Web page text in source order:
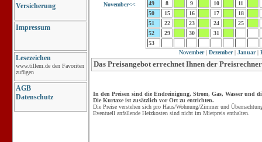
Versicherung
Impressum
Lesezeichen
www.tillem.de den Favoriten
zufügen
AGB
Datenschutz
November<<
49
8 9 10
11
50
15 16 17
18
51
22 23 24
25
52
29 30
31
53
November| Dezember| Januar|
Das Preisangebot errechnet Ihnen der
In den Preisen sind die Endreinigung, Strom, Gas, Wasser und
Die Kurtaxe ist zusätzlich vor Ort zu entrichten.
Die Preise verstehen sich pro Haus/Wohnung/Zimmer und
Eventuell anfallende Heizkosten sind nicht im Mietpreis enthalten.